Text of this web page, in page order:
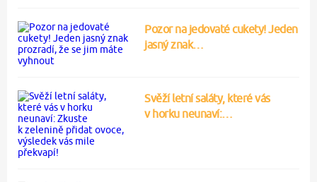
Pozor na jedovaté cukety! Jeden
jasný znak…
Svěží letní saláty, které vás
v horku neunaví:…